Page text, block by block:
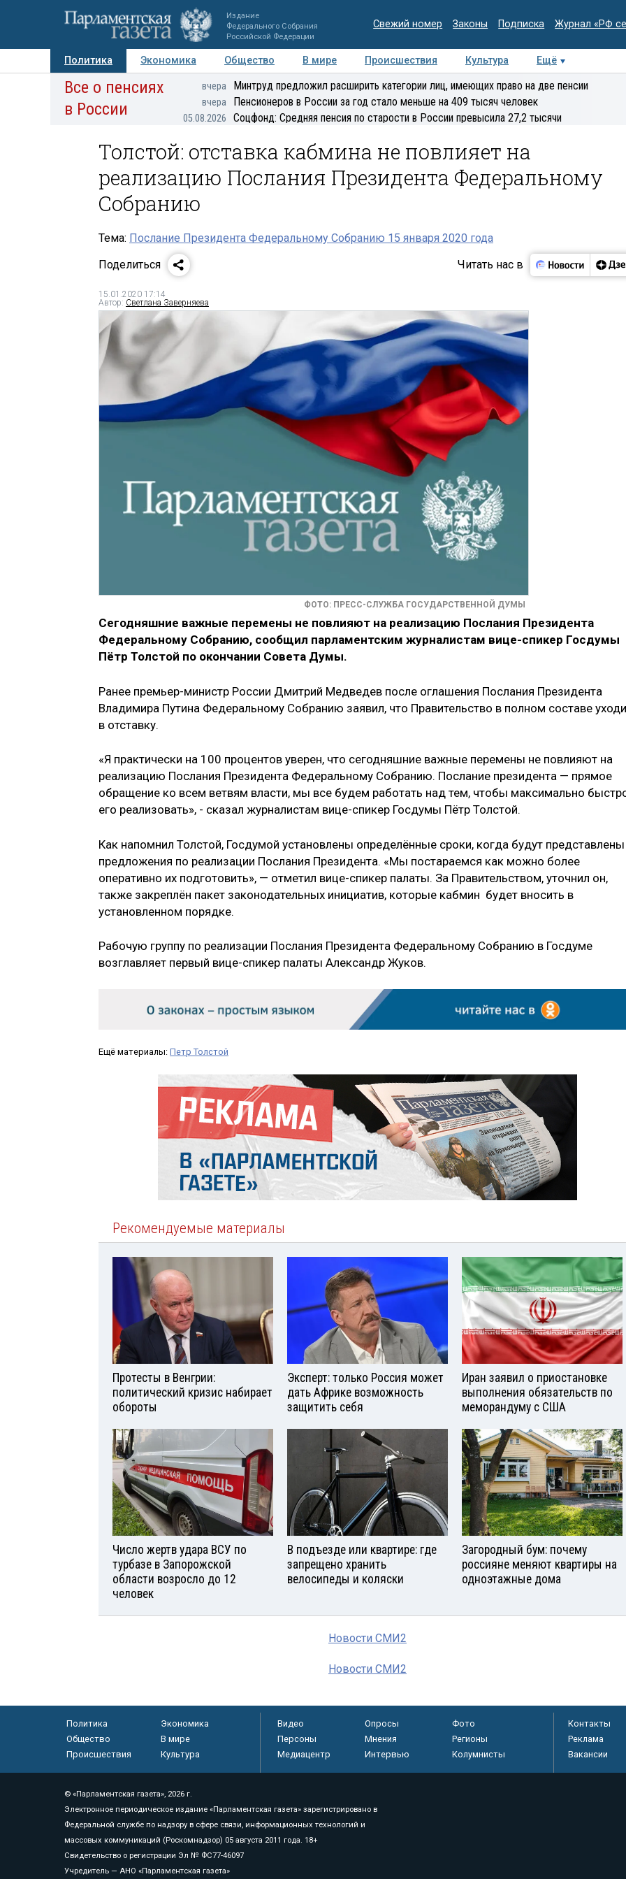
Издание
Федерального Собрания
Российской Федерации
Свежий номер Законы Подписка Журнал «РФ
Политика Экономика Общество В мире Происшествия Культура
Ещё
Авторы Персоны Мнения Регионы Медиацентр Интервью Колумнисты
Все о пенсиях
в России
вчера Минтруд предложил расширить категории лиц, имеющих право на две пенсии
вчера Пенсионеров в России за год стало меньше на 409 тысяч человек
05.08.2026 Соцфонд: Средняя пенсия по старости в России превысила 27,2 тысячи
Толстой: отставка кабмина не повлияет на
реализацию Послания Президента Федеральному
Собранию
Тема: Послание Президента Федеральному Собранию 15 января 2020 года
Поделиться
Читать нас в
15.01.2020 17:14
Автор: Светлана Заверняева
ФОТО: ПРЕСС-СЛУЖБА ГОСУДАРСТВЕННОЙ ДУМЫ
Сегодняшние важные перемены не повлияют на реализацию Послания Президента
Федеральному Собранию, сообщил парламентским журналистам вице-спикер Госдумы
Пётр Толстой по окончании Совета Думы.
Ранее премьер-министр России Дмитрий Медведев после оглашения Послания Президента
Владимира Путина Федеральному Собранию заявил, что Правительство в полном составе
в отставку.
«Я практически на 100 процентов уверен, что сегодняшние важные перемены не повлияют на
реализацию Послания Президента Федеральному Собранию. Послание президента — прямое
обращение ко всем ветвям власти, мы все будем работать над тем, чтобы максимально
его реализовать», - сказал журналистам вице-спикер Госдумы Пётр Толстой.
Как напомнил Толстой, Госдумой установлены определённые сроки, когда будут представлены
предложения по реализации Послания Президента. «Мы постараемся как можно более
оперативно их подготовить», — отметил вице-спикер палаты. За Правительством, уточнил он,
также закреплён пакет законодательных инициатив, которые кабмин будет вносить в
установленном порядке.
Рабочую группу по реализации Послания Президента Федеральному Собранию в Госдуме
возглавляет первый вице-спикер палаты Александр Жуков.
Ещё материалы: Петр Толстой
Рекомендуемые материалы
Протесты в Венгрии:
политический кризис набирает
обороты
Эксперт: только Россия может
дать Африке возможность
защитить себя
Иран заявил о приостановке
выполнения обязательств по
меморандуму с США
Число жертв удара ВСУ по
турбазе в Запорожской
области возросло до 12
человек
В подъезде или квартире: где
запрещено хранить
велосипеды и коляски
Загородный бум: почему
россияне меняют квартиры на
одноэтажные дома
Новости СМИ2
Новости СМИ2
Политика
Экономика
Общество
В мире
Происшествия
Культура
Видео Опросы
Фото
Персоны
Мнения
Регионы
Медиацентр
Интервью Колумнисты
Контакты
Реклама
Вакансии
© «Парламентская газета», 2026 г.
Электронное периодическое издание «Парламентская газета» зарегистрировано в
Федеральной службе по надзору в сфере связи, информационных технологий и
массовых коммуникаций (Роскомнадзор) 05 августа 2011 года. 18+
Свидетельство о регистрации Эл № ФС77-46097
Учредитель — АНО «Парламентская газета»